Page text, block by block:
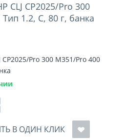
CLJ CP2025/Pro 300
1.2, C, 80 г, банка
Pro 300 M351/Pro 400
В ОДИН КЛИК